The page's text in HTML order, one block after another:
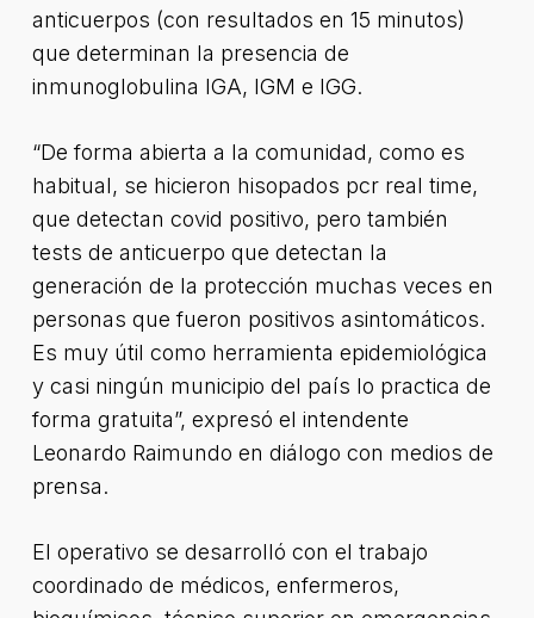
anticuerpos (con resultados en 15 minutos)
que determinan la presencia de
inmunoglobulina IGA, IGM e IGG.
“De forma abierta a la comunidad, como es
habitual, se hicieron hisopados pcr real time,
que detectan covid positivo, pero también
tests de anticuerpo que detectan la
generación de la protección muchas veces en
personas que fueron positivos asintomáticos.
Es muy útil como herramienta epidemiológica
y casi ningún municipio del país lo practica de
forma gratuita”, expresó el intendente
Leonardo Raimundo en diálogo con medios de
prensa.
El operativo se desarrolló con el trabajo
coordinado de médicos, enfermeros,